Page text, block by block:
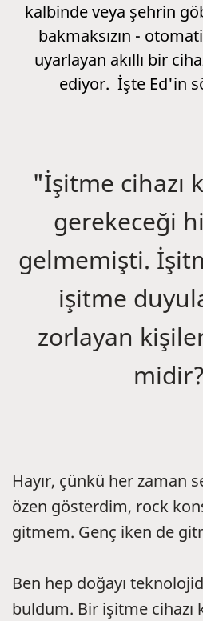
kalbinde veya şehrin
bakmaksızın -
uyarlayan akıllı bir
ediyor. İşte Ed'in
"İşitme cihazı
gerekeceği
gelmemişti.
işitme
zorlayan
Hayır, çünkü her zaman
özen gösterdim, rock
gitmem. Genç iken de
Ben hep doğayı
buldum. Bir işitme cihazı